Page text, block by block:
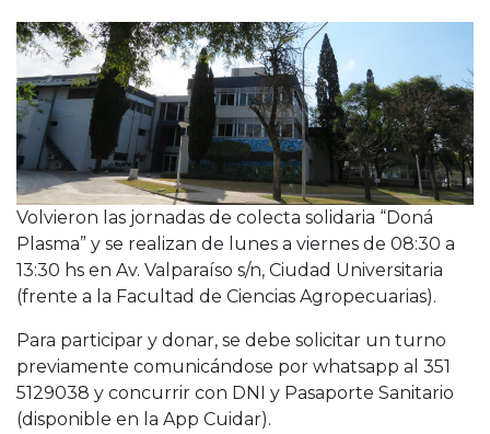
Laboulaye y sur
Bell Ville
Río Tercero
Despeñaderos
Volvieron las jornadas de colecta solidaria “Doná
Plasma” y se realizan de lunes a viernes de 08:30 a
13:30 hs en Av. Valparaíso s/n, Ciudad Universitaria
(frente a la Facultad de Ciencias Agropecuarias).
Para participar y donar, se debe solicitar un turno
previamente comunicándose por whatsapp al 351
5129038 y concurrir con DNI y Pasaporte Sanitario
(disponible en la App Cuidar).